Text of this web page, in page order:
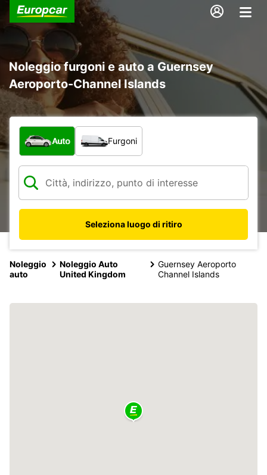
Noleggio furgoni e auto a Guernsey
Aeroporto-Channel Islands
Scegli la tipologia di veicolo:
Auto Furgoni
Seleziona luogo di ritiro
Noleggio
auto
Noleggio Auto
United Kingdom
Guernsey Aeroporto
Channel Islands